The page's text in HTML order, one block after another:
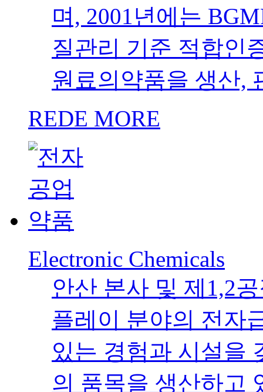
바이오 시약 Bio
50년 간 화학제품을
Molecular Biology,
를 위한 시약을 출시
REDE MORE